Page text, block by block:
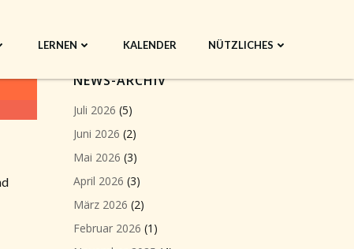
LERNEN KALENDER NÜTZLICHES
NEWS-ARCHIV
Juli 2026 (5)
Juni 2026 (2)
Mai 2026 (3)
April 2026 (3)
März 2026 (2)
Februar 2026 (1)